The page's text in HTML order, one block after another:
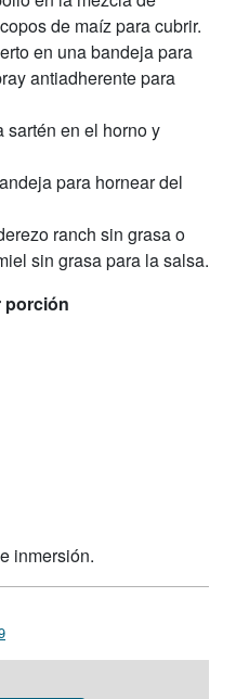
de maíz para cubrir.
en una bandeja para
antiadherente para
en el horno y
para hornear del
ranch sin grasa o
sin grasa para la salsa.
porción
inmersión.